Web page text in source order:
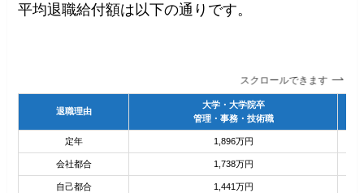
平均退職給付額は以下の通りです。
スクロールできます
退職理由
大学・大学院卒
管理・事務・技術職
定年 1,896万円
会社都合 1,738万円
自己都合 1,441万円